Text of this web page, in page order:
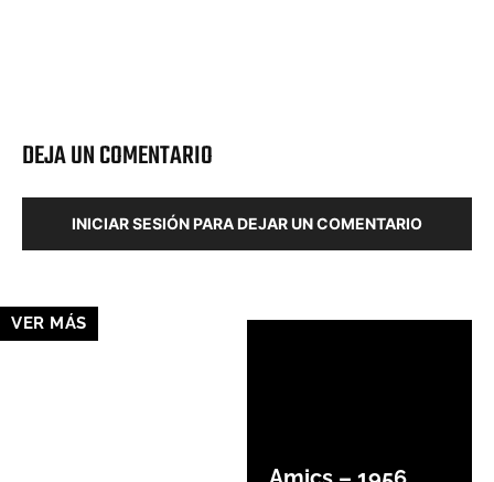
DEJA UN COMENTARIO
INICIAR SESIÓN PARA DEJAR UN COMENTARIO
VER MÁS